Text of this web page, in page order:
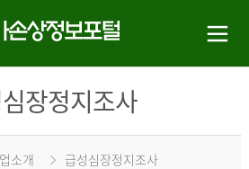
장정지조사
소개 급성심장정지조사